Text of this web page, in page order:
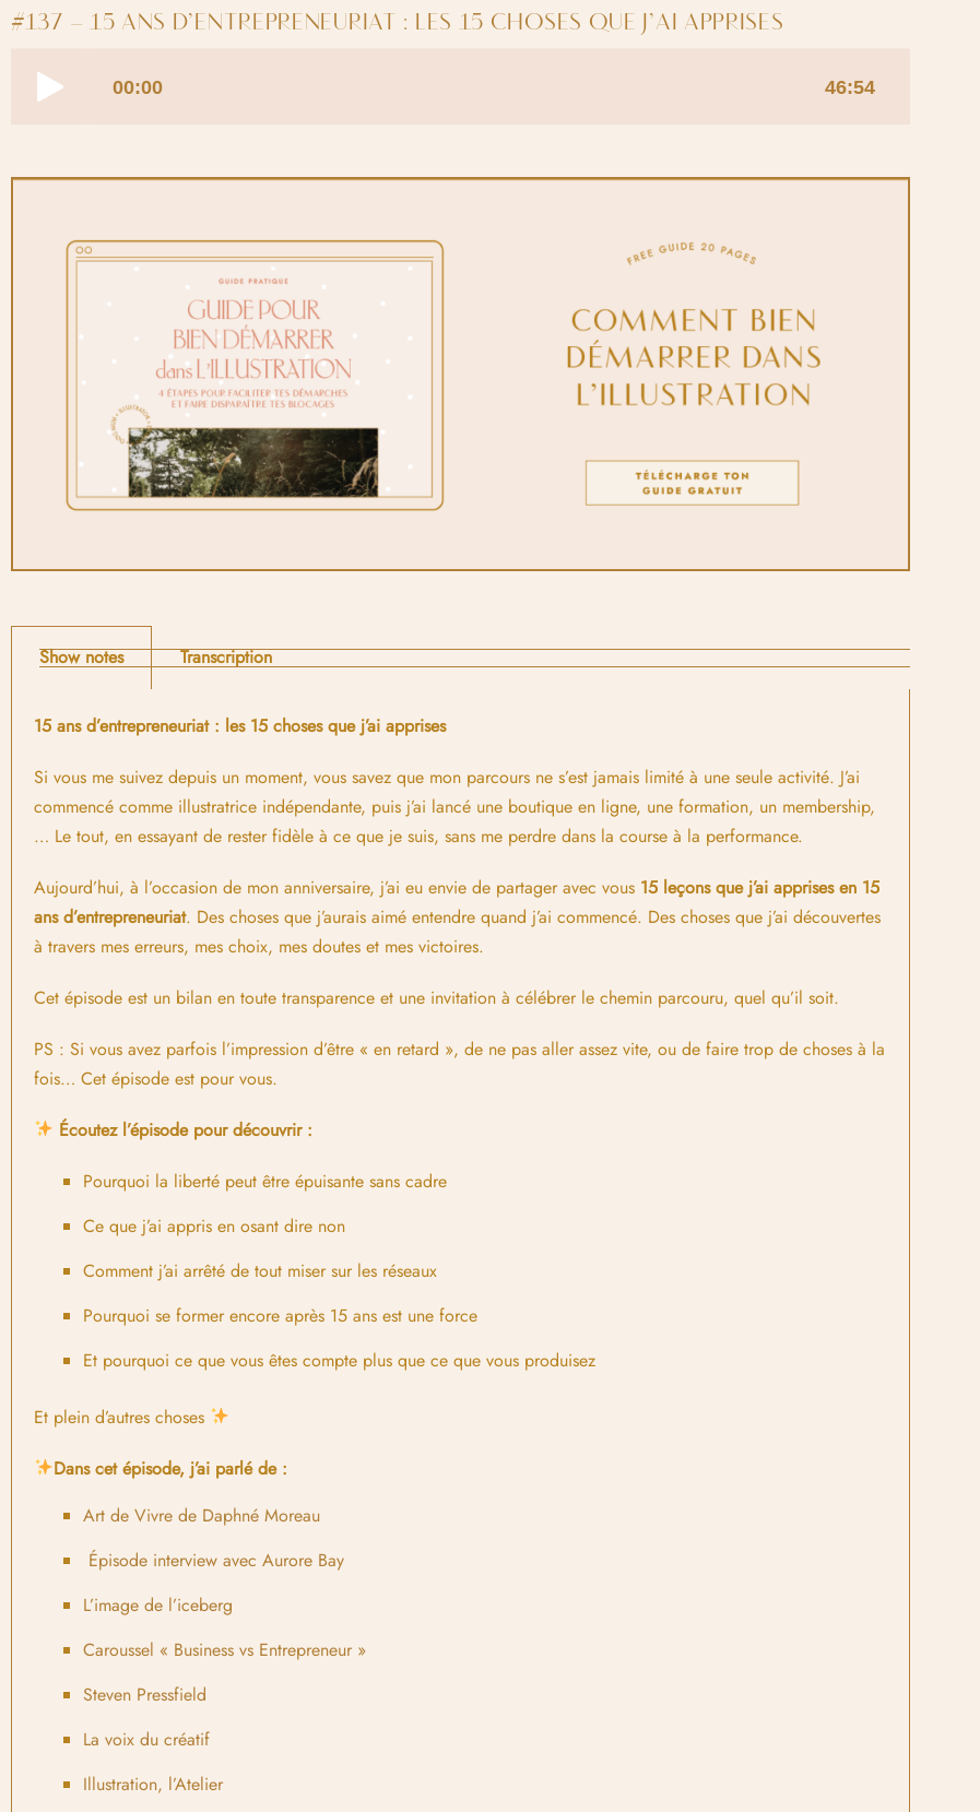
#137 – 15 ANS D’ENTREPRENEURIAT : LES 15 CHOSES QUE J’AI APPRISES
Show notes Transcription
15 ans d’entrepreneuriat : les 15 choses que j’ai apprises
Si vous me suivez depuis un moment, vous savez que mon parcours ne s’est jamais limité à une seule activité. J’ai
commencé comme illustratrice indépendante, puis j’ai lancé une boutique en ligne, une formation, un membership,
… Le tout, en essayant de rester fidèle à ce que je suis, sans me perdre dans la course à la performance.
Aujourd’hui, à l’occasion de mon anniversaire, j’ai eu envie de partager avec vous 15 leçons que j’ai apprises en 15
ans d’entrepreneuriat. Des choses que j’aurais aimé entendre quand j’ai commencé. Des choses que j’ai découvertes
à travers mes erreurs, mes choix, mes doutes et mes victoires.
Cet épisode est un bilan en toute transparence et une invitation à célébrer le chemin parcouru, quel qu’il soit.
PS : Si vous avez parfois l’impression d’être « en retard », de ne pas aller assez vite, ou de faire trop de choses à la
fois… Cet épisode est pour vous.
Écoutez l’épisode pour découvrir :
Pourquoi la liberté peut être épuisante sans cadre
Ce que j’ai appris en osant dire non
Comment j’ai arrêté de tout miser sur les réseaux
Pourquoi se former encore après 15 ans est une force
Et pourquoi ce que vous êtes compte plus que ce que vous produisez
Et plein d’autres choses
Dans cet épisode, j’ai parlé de :
Art de Vivre de Daphné Moreau
Épisode interview avec Aurore Bay
L’image de l’iceberg
Caroussel « Business vs Entrepreneur »
Steven Pressfield
La voix du créatif
Illustration, l’Atelier